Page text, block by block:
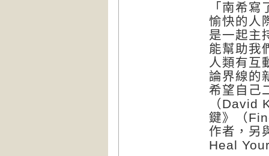
「南希
愉快的人
是一起主
能幫助我
人類有互
論界線的
希望自己
（David
鍵》（
作者，另
Heal